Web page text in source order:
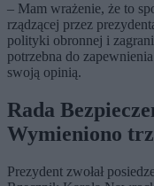
– Mam wrażenie, że to
rządzącej przez
polityki obronnej i
potrzebna do
swoją opinią.
Rada
Wymieniono
Prezydent zwołał